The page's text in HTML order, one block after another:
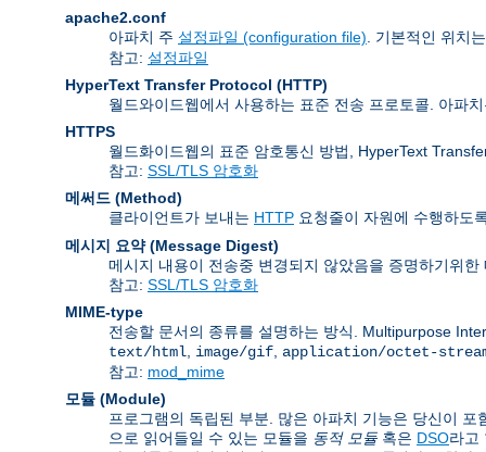
apache2.conf
아파치 주 설정파일 (configuration file) . 기본적인 위치
참고: 설정파일
HyperText Transfer Protocol (HTTP)
월드와이드웹에서 사용하는 표준 전송 프로토콜. 아파
HTTPS
월드화이드웹의 표준 암호통신 방법, HyperText
참고: SSL/TLS 암호화
메써드 (Method)
클라이언트가 보내는 HTTP 요청줄이 자원에 수행하도
메시지 요약 (Message Digest)
메시지 내용이 전송중 변경되지 않았음을 증명하기위한
참고: SSL/TLS 암호화
MIME-type
전송할 문서의 종류를 설명하는 방식. Multipurpose
text/html image/gif application/octet-
참고: mod_mime
모듈 (Module)
프로그램의 독립된 부분. 많은 아파치 기능은 당신이
으로 읽어들일 수 있는 모듈을 동적 모듈 혹은 DSO라고